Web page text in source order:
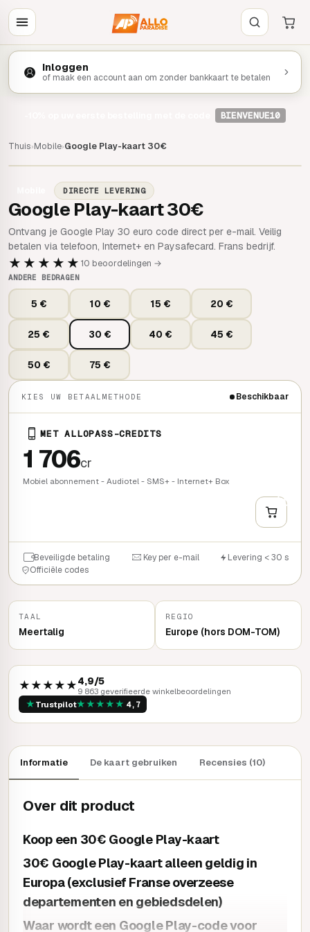
Inloggen
of maak een account aan om zonder bankkaart te betalen
BIENVENUE10
Thuis›Mobile›Google Play-kaart 30€
DIRECTE LEVERING
Google Play-kaart 30€
Ontvang je Google Play 30 euro code direct per e-mail. Veilig
betalen via telefoon, Internet+ en Paysafecard. Frans bedrijf.
★★★★★ 10 beoordelingen →
ANDERE BEDRAGEN
5 € 10 € 15 € 20 €
25 € 30 € 40 € 45 €
50 € 75 €
KIES UW BETAALMETHODE Beschikbaar
MET ALLOPASS-CREDITS
1 706cr
Mobiel abonnement - Audiotel - SMS+ - Internet+ Box
+
Beveiligde betaling Key per e-mail
Levering < 30 s
Officiële codes
TAAL
Meertalig
REGIO
Europe (hors DOM-TOM)
★★★★★4,9/5
9 863 geverifieerde winkelbeoordelingen
★ Trustpilot★★★★★ 4,7
Informatie De kaart gebruiken Recensies (10)
Over dit product
Koop een 30€ Google Play-kaart
30€ Google Play-kaart alleen geldig in
Europa (exclusief Franse overzeese
departementen en gebiedsdelen)
Waar wordt een Google Play-code voor